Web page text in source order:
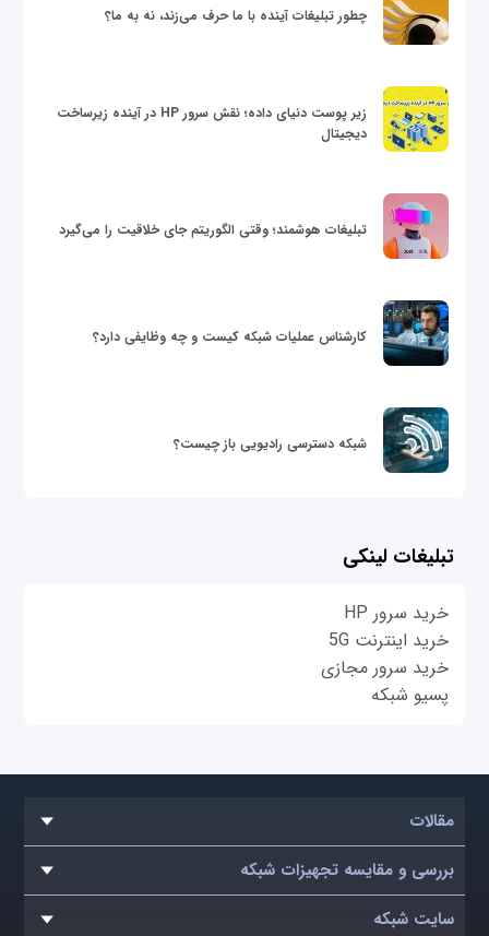
چطور تبلیغات آینده با ما حرف می‌زند، نه به ما؟
زیر پوست دنیای داده؛ نقش سرور HP در آینده زیرساخت
دیجیتال
تبلیغات هوشمند؛ وقتی الگوریتم جای خلاقیت را می‌گیرد
کارشناس عملیات شبکه کیست و چه وظایفی دارد؟
شبکه دسترسی رادیویی باز چیست؟
تبلیغات لینکی
خرید سرور HP
خرید اینترنت 5G
خرید سرور مجازی
پسیو شبکه
مقالات
بررسی و مقایسه تجهیزات شبکه
سایت شبکه